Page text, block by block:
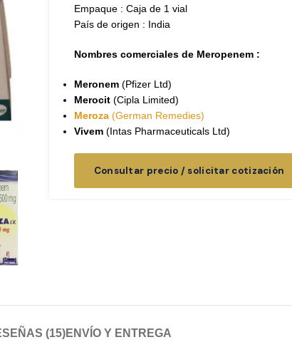
Empaque : Caja de 1 vial
País de origen : India
Nombres comerciales de Meropenem :
Meronem(Pfizer Ltd)
Merocit (Cipla Limited)
Meroza (German Remedies)
Vivem(Intas Pharmaceuticals Ltd)
Consultar precio / solicitar cotización
(15)ENVÍO Y ENTREGA